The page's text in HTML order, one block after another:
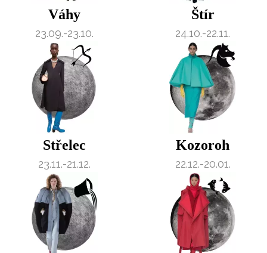
Váhy
23.09.-23.10.
Štír
24.10.-22.11.
Střelec
23.11.-21.12.
Kozoroh
22.12.-20.01.